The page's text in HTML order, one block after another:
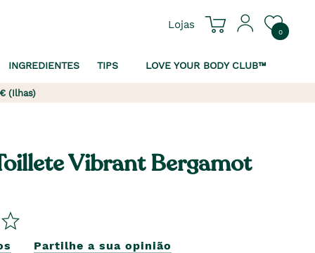
Lojas
0
INGREDIENTES TIPS LOVE YOUR BODY CLUB™
(Ilhas)
Vibrant Bergamot
Partilhe a sua opinião